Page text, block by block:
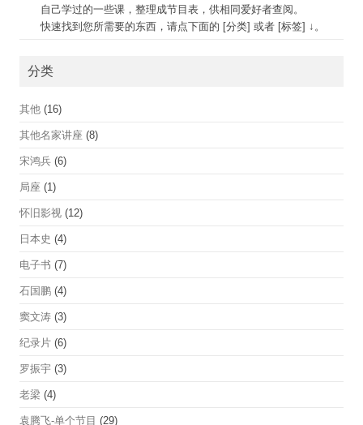
自己学过的一些课，整理成节目表，供相同爱好者查阅。
快速找到您所需要的东西，请点下面的 [分类] 或者 [标签] ↓。
分类
其他 (16)
其他名家讲座 (8)
宋鸿兵 (6)
局座 (1)
怀旧影视 (12)
日本史 (4)
电子书 (7)
石国鹏 (4)
窦文涛 (3)
纪录片 (6)
罗振宇 (3)
老梁 (4)
袁腾飞-单个节目 (29)